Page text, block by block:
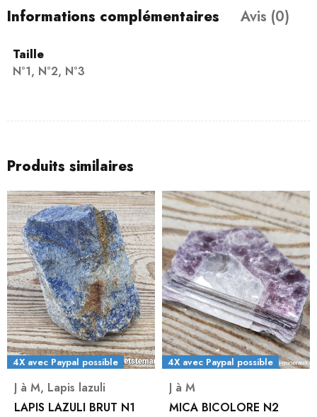
Informations complémentaires Avis (0)
Taille
N°1, N°2, N°3
Produits similaires
4X avec Paypal possible
J à M, Lapis lazuli
LAPIS LAZULI BRUT N1
4X avec Paypal possible
J à M
MICA BICOLORE N2